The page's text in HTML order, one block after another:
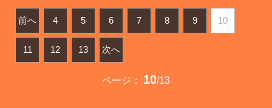
前へ 4 5 6 7 8 9 10
11 12 13 次へ
ページ： 10/13